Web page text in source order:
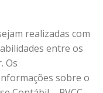
realizadas com
entre os
Os
sobre o